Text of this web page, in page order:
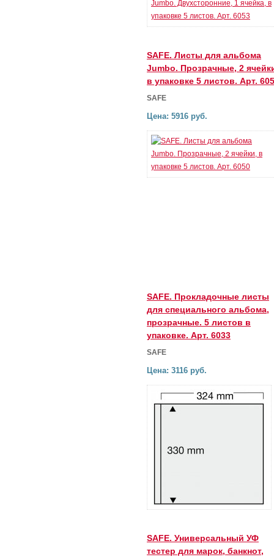
SAFE. Листы для альбома
Jumbo. Прозрачные, 2
в упаковке 5 листов. Арт.
SAFE
Цена: 5916 руб.
SAFE. Прокладочные листы
для специального альбома,
прозрачные. 5 листов в
упаковке. Арт. 6033
SAFE
Цена: 3116 руб.
SAFE. Универсальный УФ
тестер для марок, банкнот,